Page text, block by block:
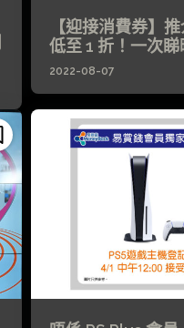
【迎接消費券】
低至 1 折！一次睇
2022-08-07